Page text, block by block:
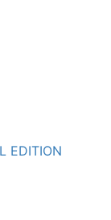
EDITION